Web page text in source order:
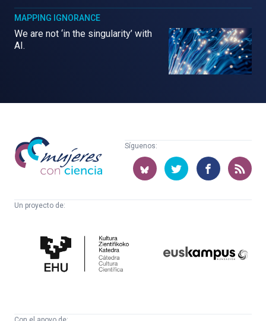
MAPPING IGNORANCE
We are not ‘in the singularity’ with
AI.
Mujeres
con
ciencia
Síguenos:
Un proyecto de:
Cultura
Científica